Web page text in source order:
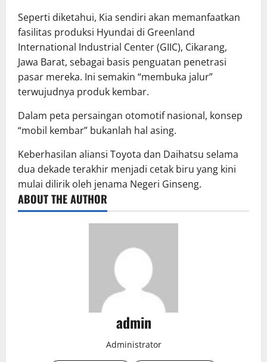
Seperti diketahui, Kia sendiri akan memanfaatkan
fasilitas produksi Hyundai di Greenland
International Industrial Center (GIIC), Cikarang,
Jawa Barat, sebagai basis penguatan penetrasi
pasar mereka. Ini semakin “membuka jalur”
terwujudnya produk kembar.
Dalam peta persaingan otomotif nasional, konsep
“mobil kembar” bukanlah hal asing.
Keberhasilan aliansi Toyota dan Daihatsu selama
dua dekade terakhir menjadi cetak biru yang kini
mulai dilirik oleh jenama Negeri Ginseng.
ABOUT THE AUTHOR
admin
Administrator